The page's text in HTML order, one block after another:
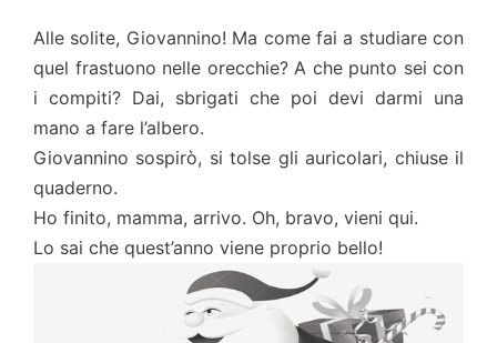
Alle solite, Giovannino! Ma come fai a studiare con
quel frastuono nelle orecchie? A che punto sei con
i compiti? Dai, sbrigati che poi devi darmi una
mano a fare l’albero.
Giovannino sospirò, si tolse gli auricolari, chiuse il
quaderno.
Ho finito, mamma, arrivo. Oh, bravo, vieni qui.
Lo sai che quest’anno viene proprio bello!